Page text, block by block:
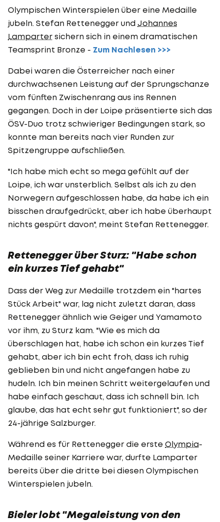
Olympischen Winterspielen über eine Medaille
jubeln. Stefan Rettenegger und Johannes
Lamparter sichern sich in einem dramatischen
Teamsprint Bronze - Zum Nachlesen >>>
Dabei waren die Österreicher nach einer
durchwachsenen Leistung auf der Sprungschanze
vom fünften Zwischenrang aus ins Rennen
gegangen. Doch in der Loipe präsentierte sich das
ÖSV-Duo trotz schwieriger Bedingungen stark, so
konnte man bereits nach vier Runden zur
Spitzengruppe aufschließen.
"Ich habe mich echt so mega gefühlt auf der
Loipe, ich war unsterblich. Selbst als ich zu den
Norwegern aufgeschlossen habe, da habe ich ein
bisschen draufgedrückt, aber ich habe überhaupt
nichts gespürt davon", meint Stefan Rettenegger.
Rettenegger über Sturz: "Habe schon
ein kurzes Tief gehabt"
Dass der Weg zur Medaille trotzdem ein "hartes
Stück Arbeit" war, lag nicht zuletzt daran, dass
Rettenegger ähnlich wie Geiger und Yamamoto
vor ihm, zu Sturz kam. "Wie es mich da
überschlagen hat, habe ich schon ein kurzes Tief
gehabt, aber ich bin echt froh, dass ich ruhig
geblieben bin und nicht angefangen habe zu
hudeln. Ich bin meinen Schritt weitergelaufen und
habe einfach geschaut, dass ich schnell bin. Ich
glaube, das hat echt sehr gut funktioniert", so der
24-jährige Salzburger.
Während es für Rettenegger die erste Olympia-
Medaille seiner Karriere war, durfte Lamparter
bereits über die dritte bei diesen Olympischen
Winterspielen jubeln.
Bieler lobt "Megaleistung von den